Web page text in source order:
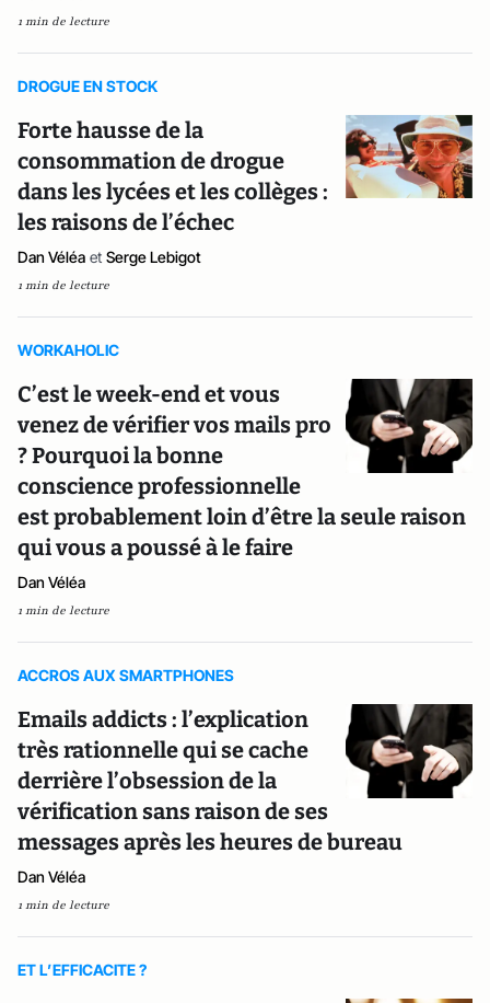
1 min de lecture
DROGUE EN STOCK
Forte hausse de la
consommation de drogue
dans les lycées et les collèges :
les raisons de l’échec
Dan Véléa et Serge Lebigot
1 min de lecture
WORKAHOLIC
C’est le week-end et vous
venez de vérifier vos mails pro
? Pourquoi la bonne
conscience professionnelle
est probablement loin d’être la seule raison
qui vous a poussé à le faire
Dan Véléa
1 min de lecture
ACCROS AUX SMARTPHONES
Emails addicts : l’explication
très rationnelle qui se cache
derrière l’obsession de la
vérification sans raison de ses
messages après les heures de bureau
Dan Véléa
1 min de lecture
ET L’EFFICACITE ?